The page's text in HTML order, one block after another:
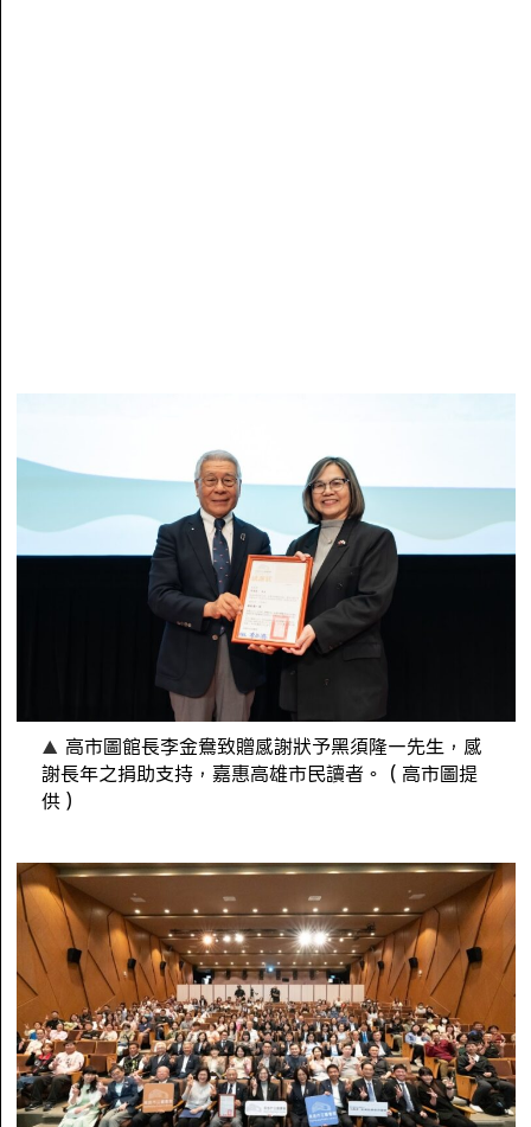
高市圖館長李金鴦致贈感謝狀予黑須隆一先生，感
謝長年之捐助支持，嘉惠高雄市民讀者。（高市圖提
供）